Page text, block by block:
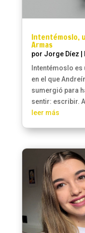
Intentémoslo,
Armas
por Jorge Díez
Intentémoslo
en el que
sumergió para
sentir: escribir.
leer más